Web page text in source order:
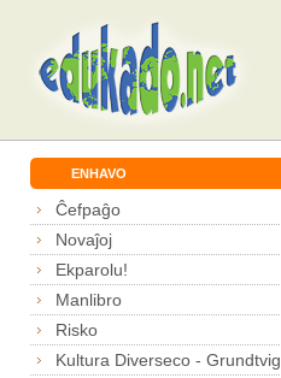
ENHAVO
Ĉefpaĝo
Novaĵoj
Ekparolu!
Manlibro
Risko
Kultura Diverseco - Grundtvig